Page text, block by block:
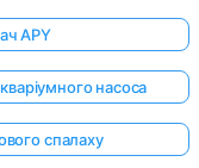
APY
насоса
спалаху